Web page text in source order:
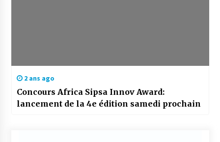
2 ans ago
Concours Africa Sipsa Innov Award:
lancement de la 4e édition samedi prochain